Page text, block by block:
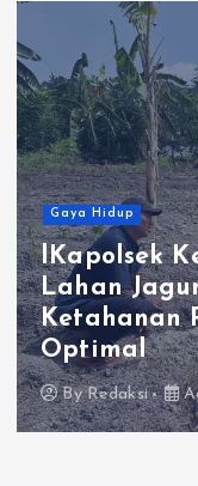
ke
Program
2 views